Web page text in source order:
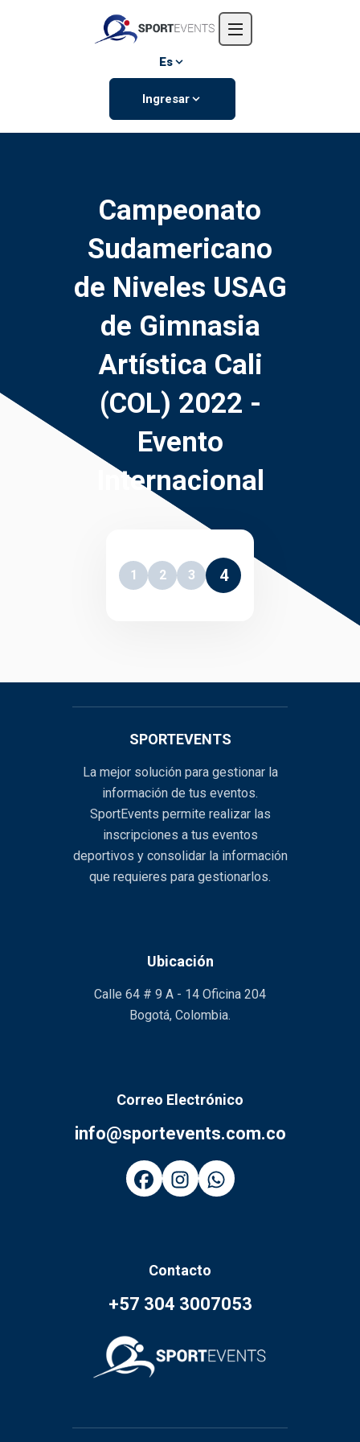
Eventos
Es
Ingresar
Campeonato
Sudamericano
de Niveles USAG
de Gimnasia
Artística Cali
(COL) 2022 -
Evento
Internacional
1 2 3 4
SPORTEVENTS
La mejor solución para gestionar la
información de tus eventos.
SportEvents permite realizar las
inscripciones a tus eventos
deportivos y consolidar la información
que requieres para gestionarlos.
Ubicación
Calle 64 # 9 A - 14 Oficina 204
Bogotá, Colombia.
Correo Electrónico
info@sportevents.com.co
Contacto
+57 304 3007053